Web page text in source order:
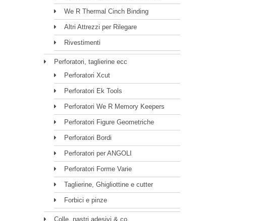
We R Thermal Cinch Binding
Altri Attrezzi per Rilegare
Rivestimenti
Perforatori, taglierine ecc
Perforatori Xcut
Perforatori Ek Tools
Perforatori We R Memory Keepers
Perforatori Figure Geometriche
Perforatori Bordi
Perforatori per ANGOLI
Perforatori Forme Varie
Taglierine, Ghigliottine e cutter
Forbici e pinze
Colle, nastri adesivi & co.